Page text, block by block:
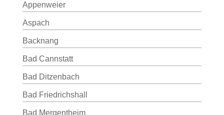
Appenweier
Aspach
Backnang
Bad Cannstatt
Bad Ditzenbach
Bad Friedrichshall
Bad Mergentheim